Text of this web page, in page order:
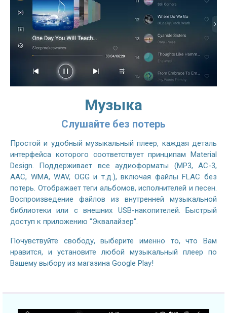
Музыка
Слушайте без потерь
Простой и удобный музыкальный плеер, каждая деталь
интерфейса которого соответствует принципам Material
Design. Поддерживает все аудиоформаты (MP3, AC-3,
AAC, WMA, WAV, OGG и т.д.), включая файлы FLAC без
потерь. Отображает теги альбомов, исполнителей и песен.
Воспроизведение файлов из внутренней музыкальной
библиотеки или с внешних USB-накопителей. Быстрый
доступ к приложению "Эквалайзер".
Почувствуйте свободу, выберите именно то, что Вам
нравится, и установите любой музыкальный плеер по
Вашему выбору из магазина Google Play!